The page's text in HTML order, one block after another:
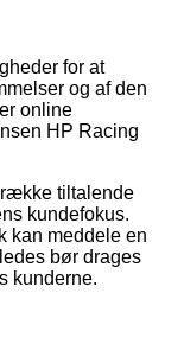
for at
og af den
online
HP Racing
tiltalende
kundefokus.
kan meddele en
bør drages
kunderne.